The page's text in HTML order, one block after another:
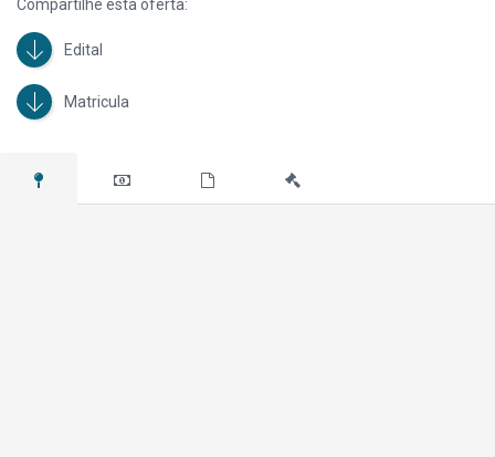
Compartilhe esta oferta:
Edital
Matricula